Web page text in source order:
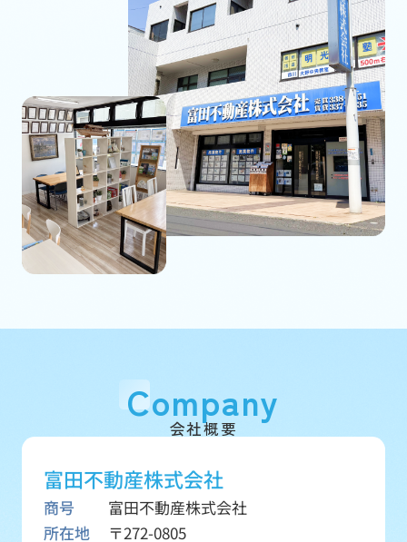
Company
会社概要
富田不動産株式会社
商号
富田不動産株式会社
所在地
〒272-0805